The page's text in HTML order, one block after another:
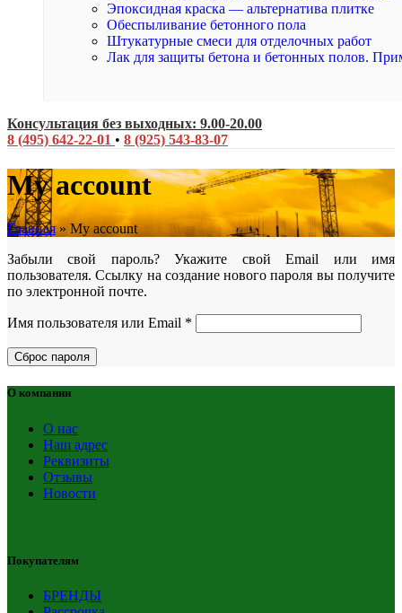
Эпоксидная краска — альтернатива плитке
Обеспыливание бетонного пола
Штукатурные смеси для отделочных работ
Лак для защиты бетона и бетонных полов.
Консультация без выходных: 9.00-20.00
8 (495) 642-22-01 • 8 (925) 543-83-07
My account
Главная» My account
Забыли свой пароль? Укажите свой Email или имя
пользователя. Ссылку на создание нового пароля вы получите
по электронной почте.
Имя пользователя или Email *
Сброс пароля
О компании
О нас
Наш адрес
Реквизиты
Отзывы
Новости
Покупателям
БРЕНДЫ